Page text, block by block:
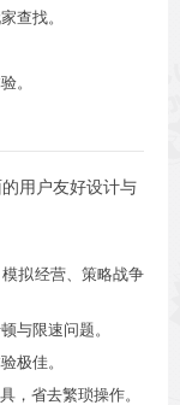
查找。
。
用户友好设计与
拟经营、策略战争
与限速问题。
极佳。
，省去繁琐操作。